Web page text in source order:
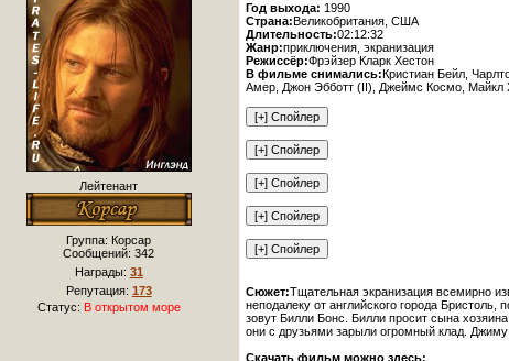
Лейтенант
Группа: Корсар
Сообщений:342
Награды: 31
Репутация: 173
Статус: В открытом море
Год выхода: 1990
Страна:Великобритания, США
Длительность:02:12:32
Жанр:приключения, экранизация
Режиссёр:Фрэйзер Кларк Хестон
В фильме снимались:Кристиан Бейл,
Амер, Джон Эбботт (II), Джеймс Космо, Майкл
Сюжет:Тщательная экранизация всемирно
неподалеку от английского города
зовут Билли Бонс. Билли просит сына
они с друзьями зарыли огромный клад. Джиму
Скачать фильм можно здесь;